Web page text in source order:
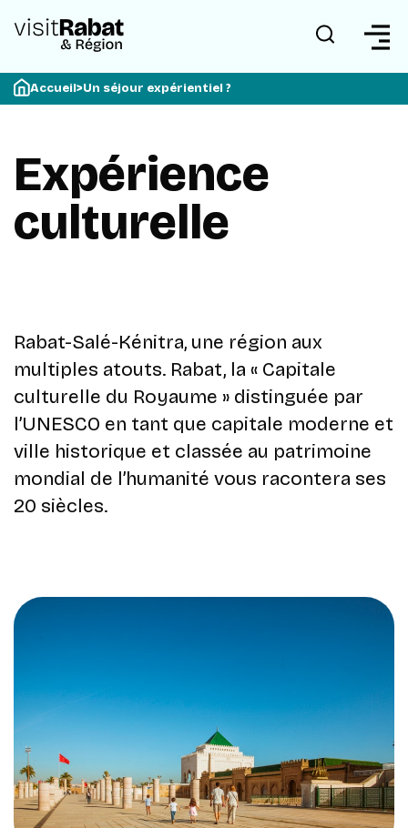
Accueil>Un séjour expérientiel ?
Expérience
culturelle
Rabat-Salé-Kénitra, une région aux
multiples atouts. Rabat, la « Capitale
culturelle du Royaume » distinguée par
l’UNESCO en tant que capitale moderne et
ville historique et classée au patrimoine
mondial de l’humanité vous racontera ses
20 siècles.